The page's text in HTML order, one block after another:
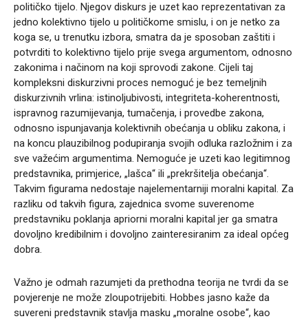
političko tijelo. Njegov diskurs je uzet kao reprezentativan za
jedno kolektivno tijelo u političkome smislu, i on je netko za
koga se, u trenutku izbora, smatra da je sposoban zaštiti i
potvrditi to kolektivno tijelo prije svega argumentom, odnosno
zakonima i načinom na koji sprovodi zakone. Cijeli taj
kompleksni diskurzivni proces nemoguć je bez temeljnih
diskurzivnih vrlina: istinoljubivosti, integriteta-koherentnosti,
ispravnog razumijevanja, tumačenja, i provedbe zakona,
odnosno ispunjavanja kolektivnih obećanja u obliku zakona, i
na koncu plauzibilnog podupiranja svojih odluka razložnim i za
sve važećim argumentima. Nemoguće je uzeti kao legitimnog
predstavnika, primjerice, „lašca“ ili „prekršitelja obećanja“.
Takvim figurama nedostaje najelementarniji moralni kapital. Za
razliku od takvih figura, zajednica svome suverenome
predstavniku poklanja apriorni moralni kapital jer ga smatra
dovoljno kredibilnim i dovoljno zainteresiranim za ideal općeg
dobra.
Važno je odmah razumjeti da prethodna teorija ne tvrdi da se
povjerenje ne može zloupotrijebiti. Hobbes jasno kaže da
suvereni predstavnik stavlja masku „moralne osobe“, kao